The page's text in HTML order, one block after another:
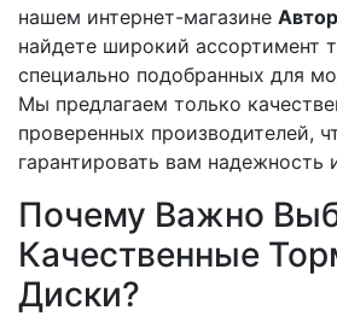
нашем интернет-магазине
найдете широкий ассортимент
специально подобранных для
Мы предлагаем только
проверенных производителей,
гарантировать вам надежность
Почему Важно
Качественные
Диски?